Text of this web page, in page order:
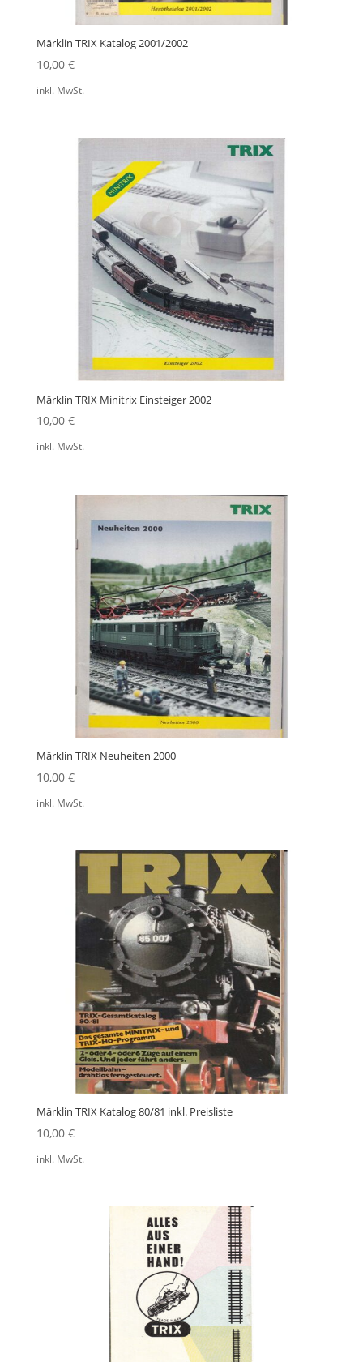
Märklin TRIX Katalog 2001/2002
10,00 €
inkl. MwSt.
Märklin TRIX Minitrix Einsteiger 2002
10,00 €
inkl. MwSt.
Märklin TRIX Neuheiten 2000
10,00 €
inkl. MwSt.
Märklin TRIX Katalog 80/81 inkl. Preisliste
10,00 €
inkl. MwSt.